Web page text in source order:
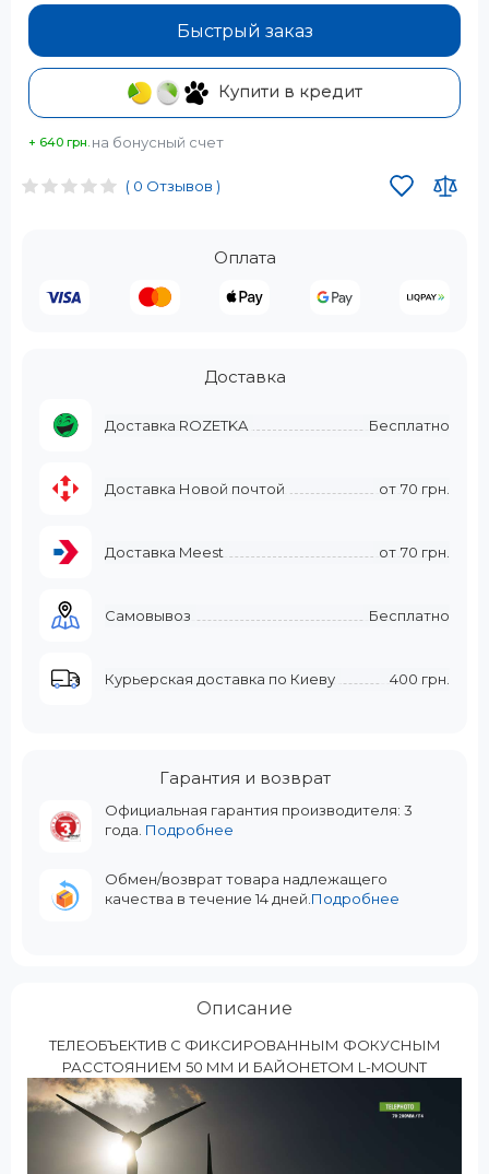
( 0 Отзывов )
Оплата
Доставка
Доставка ROZETKA Бесплатно
Доставка Новой почтой от 70 грн.
Доставка Meest от 70 грн.
Самовывоз Бесплатно
Курьерская доставка по Киеву 400 грн.
Гарантия и возврат
Официальная гарантия производителя: 3
года. Подробнее
Обмен/возврат товара надлежащего
качества в течение 14 дней. Подробнее
Быстрый заказ
Купити в кредит
+ 640 грн. на бонусный счет
Описание
ТЕЛЕОБЪЕКТИВ С ФИКСИРОВАННЫМ ФОКУСНЫМ
РАССТОЯНИЕМ 50 ММ И БАЙОНЕТОМ L-MOUNT